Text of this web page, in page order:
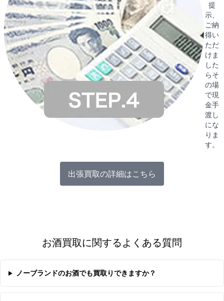
提
示、
ご納
得い
ただ
けま
した
らそ
の場
で現
金手
渡し
にな
りま
す。
出張買取の詳細はこちら
お酒買取に関するよくある質問
ノーブランドのお酒でも買取りできますか？